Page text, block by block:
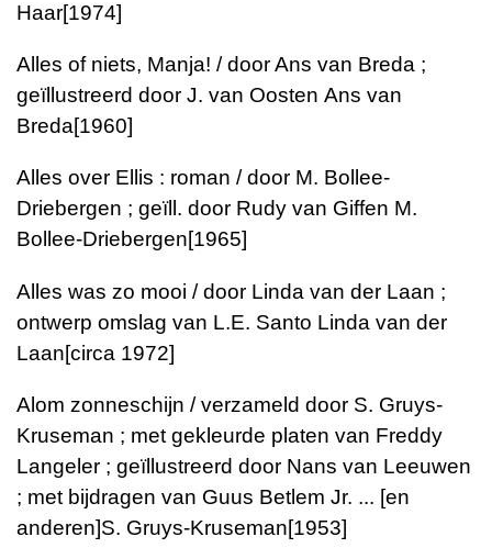
Haar[1974]
Alles of niets, Manja! / door Ans van Breda ;
geïllustreerd door J. van Oosten Ans van
Breda[1960]
Alles over Ellis : roman / door M. Bollee-
Driebergen ; geïll. door Rudy van Giffen M.
Bollee-Driebergen[1965]
Alles was zo mooi / door Linda van der Laan ;
ontwerp omslag van L.E. Santo Linda van der
Laan[circa 1972]
Alom zonneschijn / verzameld door S. Gruys-
Kruseman ; met gekleurde platen van Freddy
Langeler ; geïllustreerd door Nans van Leeuwen
; met bijdragen van Guus Betlem Jr. ... [en
anderen]S. Gruys-Kruseman[1953]